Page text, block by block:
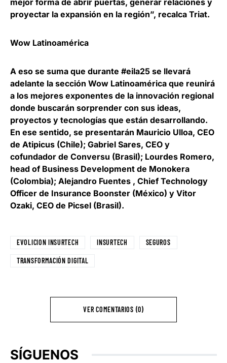
proyectar la expansión en la región”, recalca Triat.
Wow Latinoamérica
A eso se suma que durante #eila25 se llevará
adelante la sección Wow Latinoamérica que reunirá
a los mejores exponentes de la innovación regional
donde buscarán sorprender con sus ideas,
proyectos y tecnologías que están desarrollando.
En ese sentido, se presentarán Mauricio Ulloa, CEO
de Atipicus (Chile); Gabriel Sares, CEO y
cofundador de Conversu (Brasil); Lourdes Romero,
head of Business Development de Monokera
(Colombia); Alejandro Fuentes , Chief Technology
Officer de Insurance Boonster (México) y Vitor
Ozaki, CEO de Picsel (Brasil).
EVOLICION INSURTECH INSURTECH SEGUROS
TRANSFORMACIÓN DIGITAL
VER COMENTARIOS (0)
SÍGUENOS